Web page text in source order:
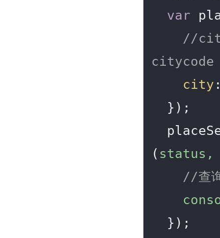
var
//city
citycode
city
(
//查